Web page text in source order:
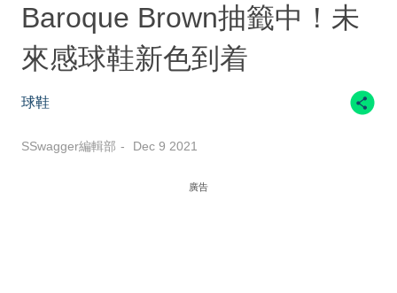
Baroque Brown抽籤中！未
來感球鞋新色到着
球鞋
SSwagger編輯部 Dec 9 2021
廣告